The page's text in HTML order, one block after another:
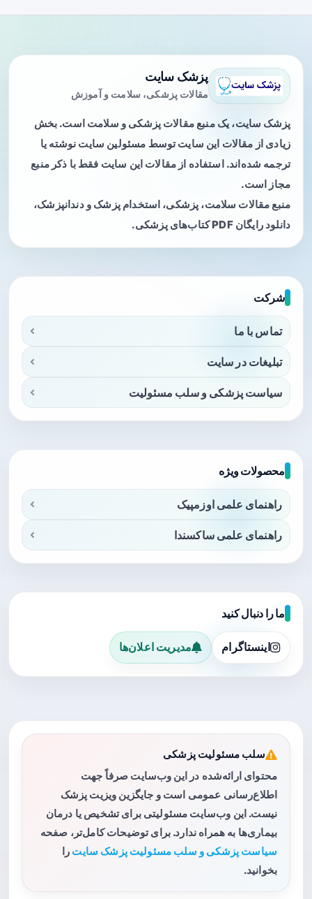
پزشک سایت
مقالات پزشکی، سلامت و آموزش
پزشک سایت، یک منبع مقالات پزشکی و سلامت است. بخش
زیادی از مقالات این سایت توسط مسئولین سایت نوشته یا
ترجمه شده‌اند. استفاده از مقالات این سایت فقط با ذکر منبع
مجاز است.
منبع مقالات سلامت، پزشکی، استخدام پزشک و دندانپزشک،
دانلود رایگان PDF کتاب‌های پزشکی.
شرکت
تماس با ما
تبلیغات در سایت
سیاست پزشکی و سلب مسئولیت
محصولات ویژه
راهنمای علمی اوزمپیک
راهنمای علمی ساکسندا
ما را دنبال کنید
اینستاگرام مدیریت اعلان‌ها
سلب مسئولیت پزشکی
محتوای ارائه‌شده در این وب‌سایت صرفاً جهت
اطلاع‌رسانی عمومی است و جایگزین ویزیت پزشک
نیست. این وب‌سایت مسئولیتی برای تشخیص یا درمان
بیماری‌ها به همراه ندارد. برای توضیحات کامل‌تر، صفحه
سیاست پزشکی و سلب مسئولیت پزشک سایت را
بخوانید.